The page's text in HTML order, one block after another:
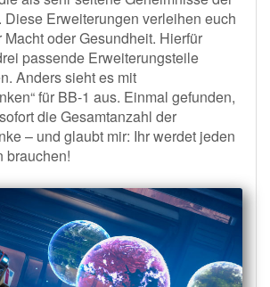
Diese Erweiterungen verleihen euch
oder Gesundheit. Hierfür
passende Erweiterungsteile
Anders sieht es mit
für BB-1 aus. Einmal gefunden,
die Gesamtanzahl der
– und glaubt mir: Ihr werdet jeden
brauchen!